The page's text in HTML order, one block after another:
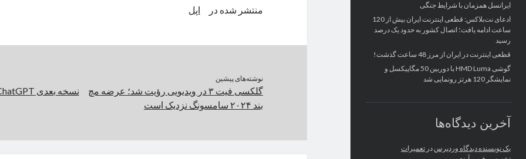
ایرانسل همزمان با شرایط جنگی
ادعای نت‌بلاکس: قطعی اینترنت ایران بیش از 120
ساعت ادامه یافت؛ اتصال کشور به حدود یک درصد
رسید
قطعی اینترنت در ایران از مرز 48 ساعت گذشت!
گوشی HMD Luma با دوربین 50 مگاپیکسل و
نمایشگر 120 هرتز رونمایی شد
آخرین دیدگاه‌ها
یک نویسنده دیدگاه وردپرس در تعمیرات
منتشر شده در اپل
نوشته‌های پیشین
گلکسی فیت ۳ در ویدیویی رؤیت شد؛ عرضه مچ
بند ۲۰۲۴ سامسونگ نزدیک است